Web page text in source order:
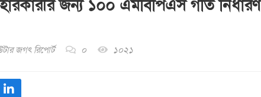
জন্য ১০০ এমবিপিএস গতি নির্ধারণ
জগৎ রিপোর্ট ০ ১০২১